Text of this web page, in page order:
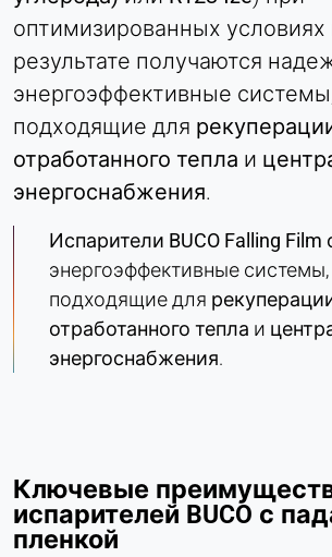
оптимизированных условиях
результате получаются
энергоэффективные
подходящие для
отработанного тепла и
энергоснабжения.
Испарители BUCO Falling Film
энергоэффективные
подходящие для
отработанного тепла и
энергоснабжения.
Ключевые
испарителей BUCO с
пленкой
ВНЕШНИЕ МЕДИА
Позволяет использовать
разработчиков, например видео.
технические данные могут
провайдеру.
Name:
vuid, плеер
Provider:
Vimeo, Inc.
Сессия - 2 года